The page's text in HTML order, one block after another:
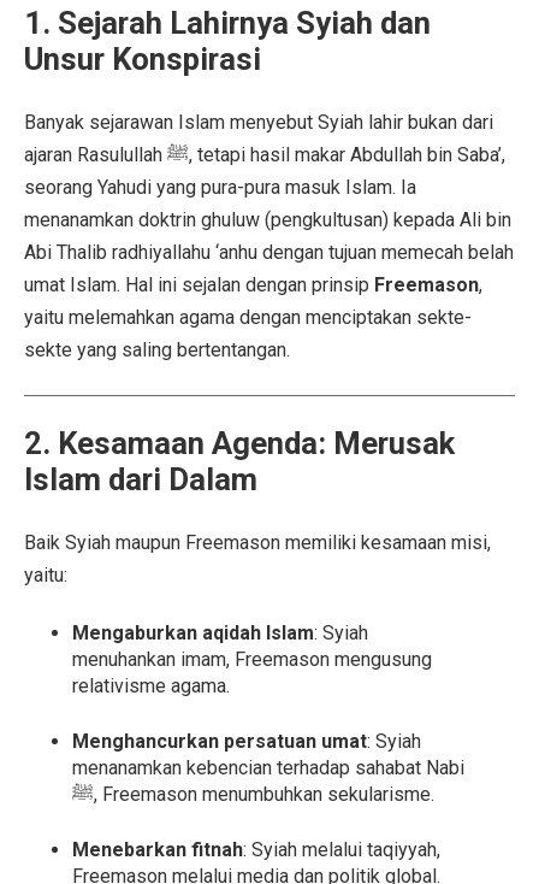
1. Sejarah Lahirnya Syiah dan
Unsur Konspirasi
Banyak sejarawan Islam menyebut Syiah lahir bukan dari
ajaran Rasulullah ﷺ, tetapi hasil makar Abdullah bin Saba’,
seorang Yahudi yang pura-pura masuk Islam. Ia
menanamkan doktrin ghuluw (pengkultusan) kepada Ali bin
Abi Thalib radhiyallahu ‘anhu dengan tujuan memecah belah
umat Islam. Hal ini sejalan dengan prinsip Freemason,
yaitu melemahkan agama dengan menciptakan sekte-
sekte yang saling bertentangan.
2. Kesamaan Agenda: Merusak
Islam dari Dalam
Baik Syiah maupun Freemason memiliki kesamaan misi,
yaitu:
Mengaburkan aqidah Islam: Syiah
menuhankan imam, Freemason mengusung
relativisme agama.
Menghancurkan persatuan umat: Syiah
menanamkan kebencian terhadap sahabat Nabi
ﷺ, Freemason menumbuhkan sekularisme.
Menebarkan fitnah: Syiah melalui taqiyyah,
Freemason melalui media dan politik global.